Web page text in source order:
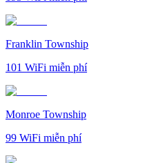
Franklin Township
101 WiFi miễn phí
Monroe Township
99 WiFi miễn phí